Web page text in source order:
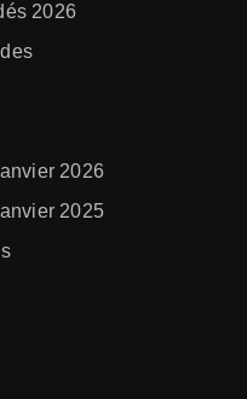
2026
2026
2025